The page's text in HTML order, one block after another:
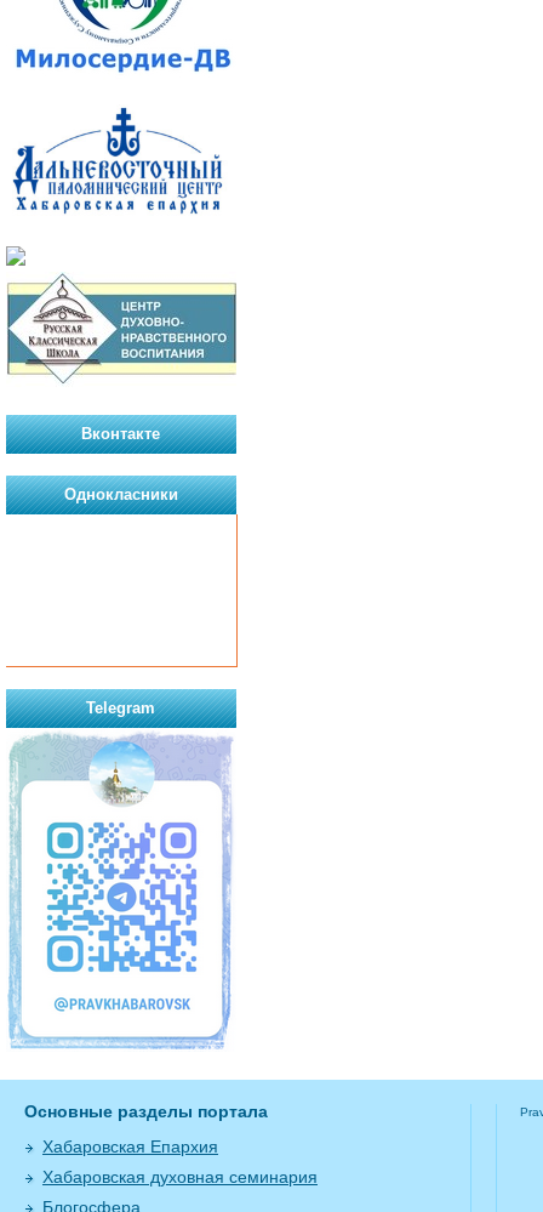
Вконтакте
Однокласники
Telegram
Основные разделы портала
Хабаровская Епархия
Хабаровская духовная семинария
Блогосфера